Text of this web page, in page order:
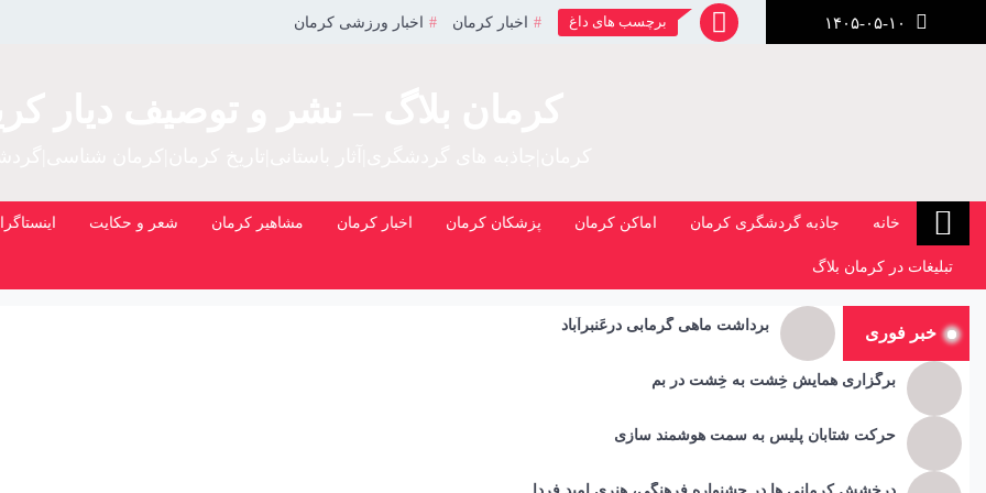
برچسب های داغ اخبار کرمان اخبار ورزشی کرمان
خانه جاذبه گردشگری کرمان اماکن کرمان پزشکان کرمان اخبار کرمان مشاهیر کرمان شعر و حکایت
تبلیغات در کرمان بلاگ
خبر فوری برداشت ماهی گرمابی درعَنبرآباد
برگزاری همایش خِشت به خِشت در بم
حرکت شتابان پلیس به سمت هوشمند سازی